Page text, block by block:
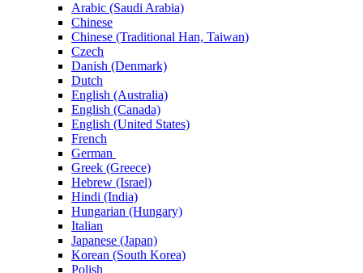
Arabic (Saudi Arabia)
Chinese
Chinese (Traditional Han, Taiwan)
Czech
Danish (Denmark)
Dutch
English (Australia)
English (Canada)
English (United States)
French
German
Greek (Greece)
Hebrew (Israel)
Hindi (India)
Hungarian (Hungary)
Italian
Japanese (Japan)
Korean (South Korea)
Polish